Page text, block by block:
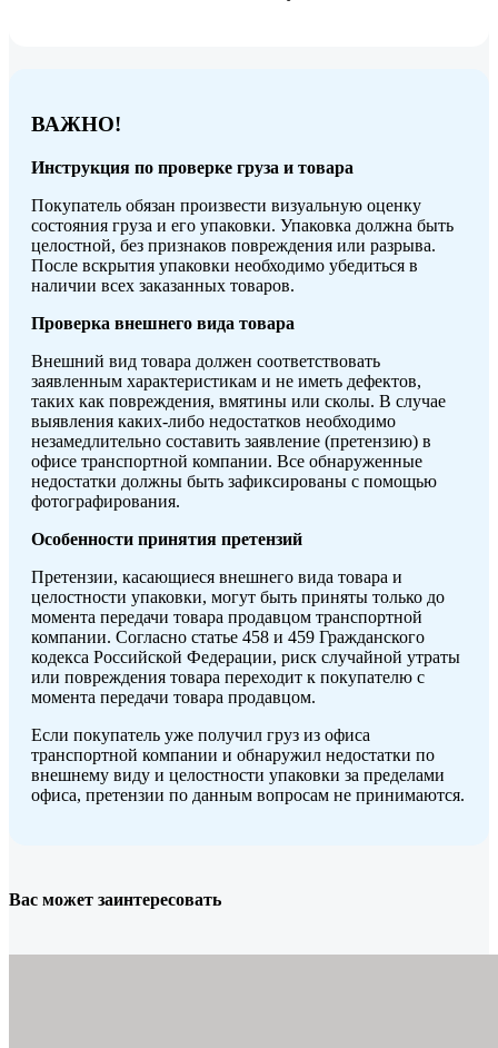
ВАЖНО!
Инструкция по проверке груза и товара
Покупатель обязан произвести визуальную оценку
состояния груза и его упаковки. Упаковка должна быть
целостной, без признаков повреждения или разрыва.
После вскрытия упаковки необходимо убедиться в
наличии всех заказанных товаров.
Проверка внешнего вида товара
Внешний вид товара должен соответствовать
заявленным характеристикам и не иметь дефектов,
таких как повреждения, вмятины или сколы. В случае
выявления каких-либо недостатков необходимо
незамедлительно составить заявление (претензию) в
офисе транспортной компании. Все обнаруженные
недостатки должны быть зафиксированы с помощью
фотографирования.
Особенности принятия претензий
Претензии, касающиеся внешнего вида товара и
целостности упаковки, могут быть приняты только до
момента передачи товара продавцом транспортной
компании. Согласно статье 458 и 459 Гражданского
кодекса Российской Федерации, риск случайной утраты
или повреждения товара переходит к покупателю с
момента передачи товара продавцом.
Если покупатель уже получил груз из офиса
транспортной компании и обнаружил недостатки по
внешнему виду и целостности упаковки за пределами
офиса, претензии по данным вопросам не принимаются.
Вас может заинтересовать